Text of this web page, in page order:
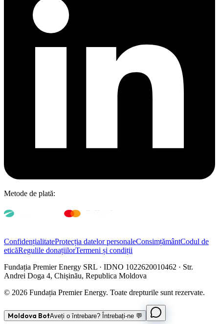
Metode de plată:
ConfidențialitateProtecția datelor personaleConsimțământCodul de
eticăRegulile donațiilorTermeni și condiții
Fundația Premier Energy SRL · IDNO 1022620010462 · Str.
Andrei Doga 4, Chișinău, Republica Moldova
© 2026 Fundația Premier Energy. Toate drepturile sunt rezervate.
Moldova BotAveți o întrebare? Întrebați-ne 💬